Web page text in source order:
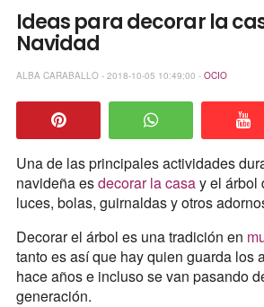
Ideas para decorar la
Navidad
ALBA CARABALLO - 2018-10-05 10:49:00 - OCIO
Una de las principales actividades
navideña esdecorar la casay el árbol
luces, bolas, guirnaldas y otros
Decorar el árbol es una tradición en
tanto es así que hay quien guarda los
hace años e incluso se van pasando
generación.